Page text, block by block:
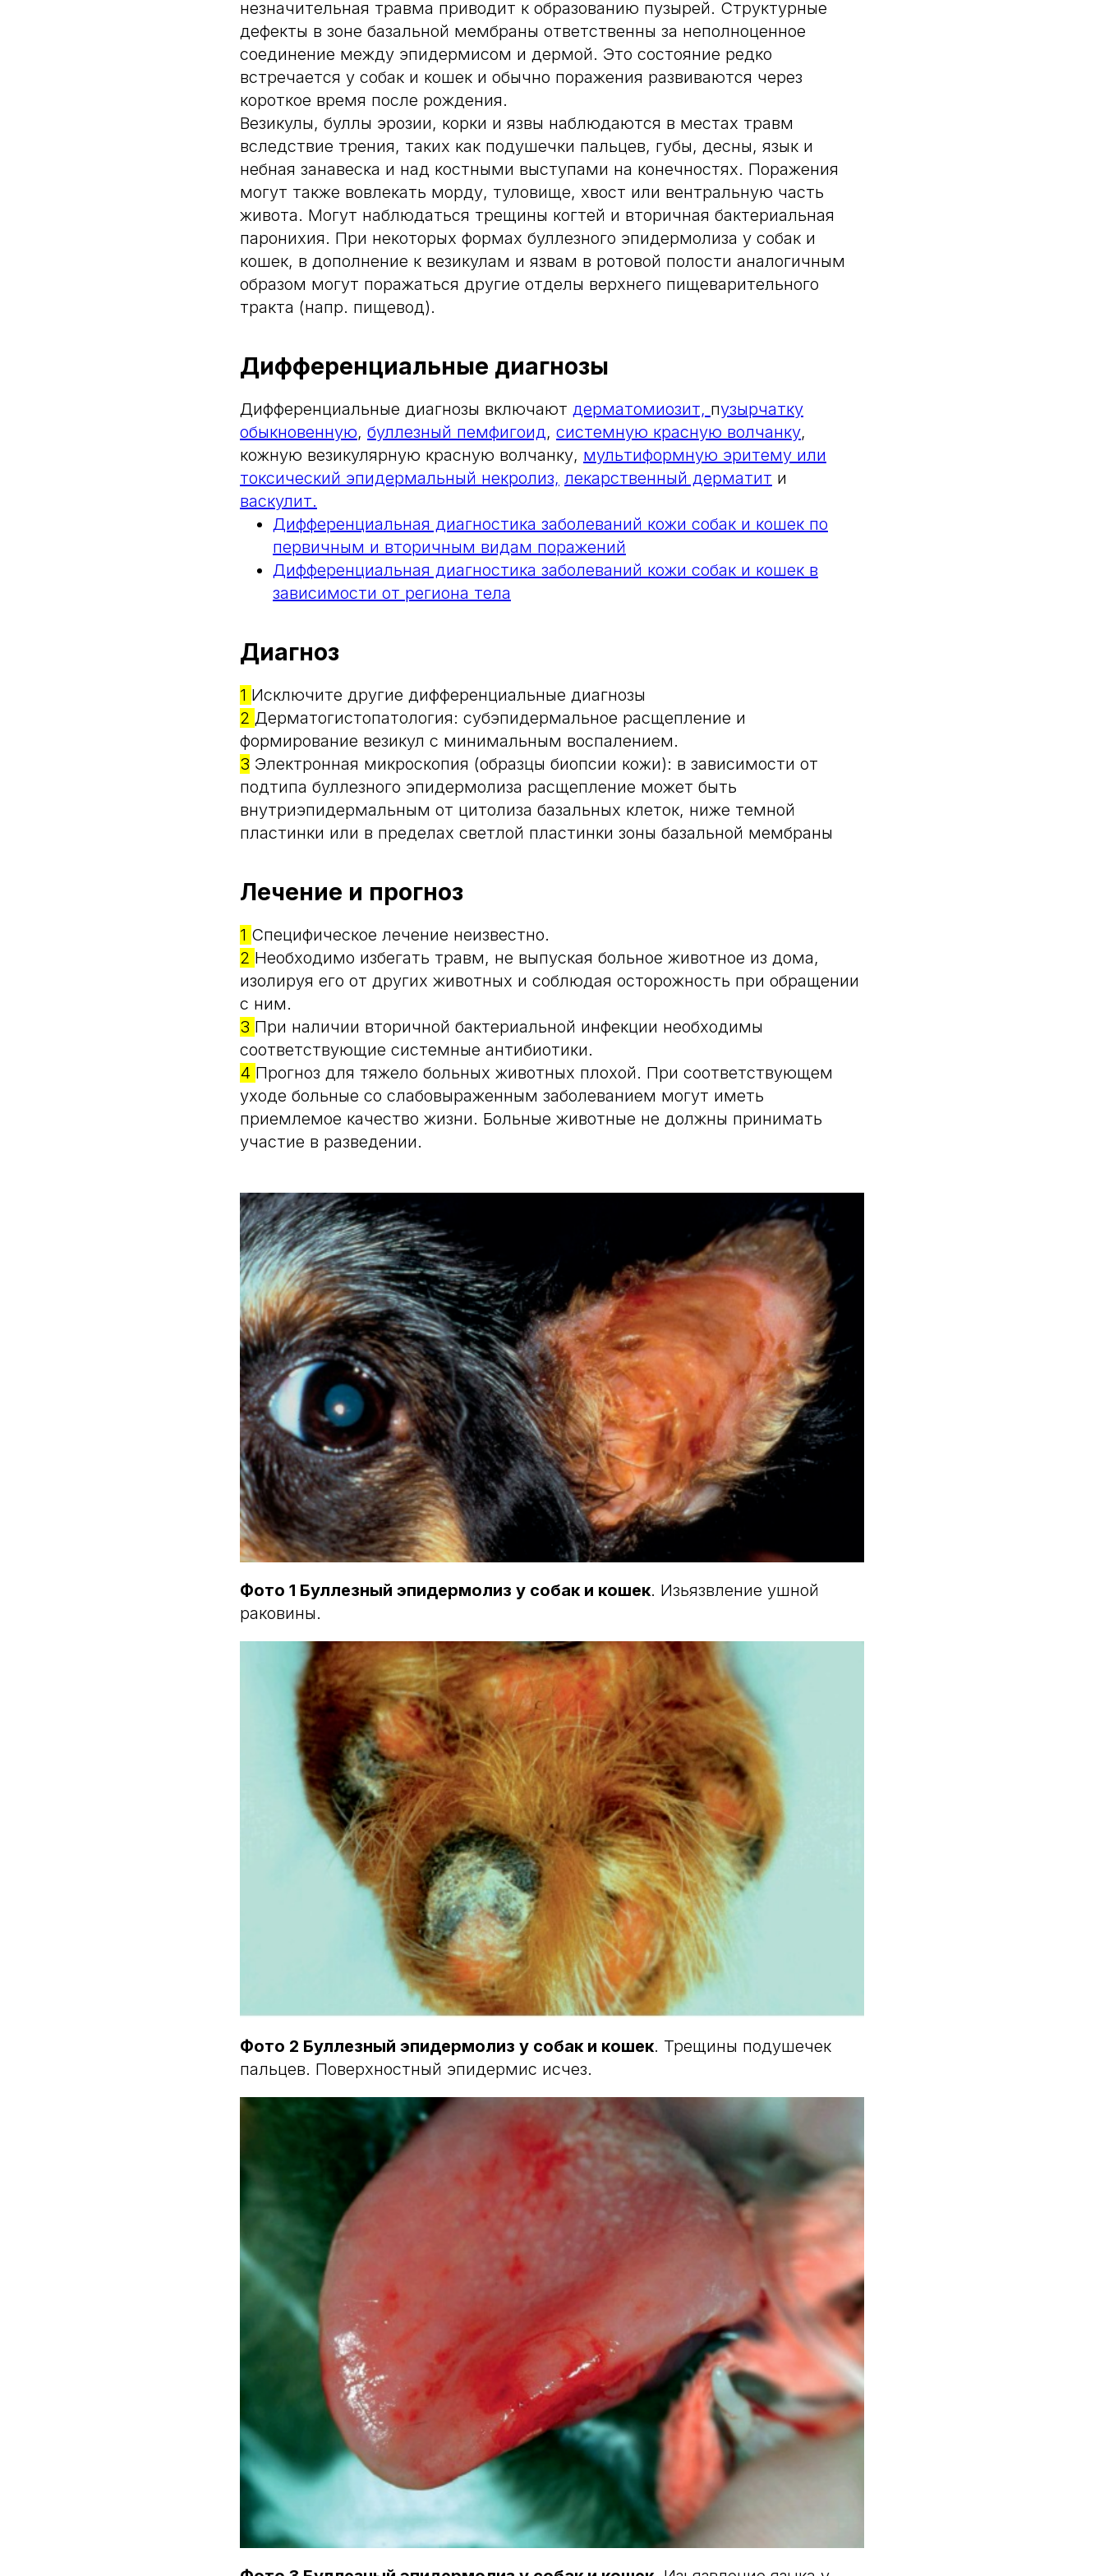
незначительная травма приводит к образованию пузырей. Структурные
дефекты в зоне базальной мембраны ответственны за неполноценное
соединение между эпидермисом и дермой. Это состояние редко
встречается у собак и кошек и обычно поражения развиваются через
короткое время после рождения.
Везикулы, буллы эрозии, корки и язвы наблюдаются в местах травм
вследствие трения, таких как подушечки пальцев, губы, десны, язык и
небная занавеска и над костными выступами на конечностях. Поражения
могут также вовлекать морду, туловище, хвост или вентральную часть
живота. Могут наблюдаться трещины когтей и вторичная бактериальная
паронихия. При некоторых формах буллезного эпидермолиза у собак и
кошек, в дополнение к везикулам и язвам в ротовой полости аналогичным
образом могут поражаться другие отделы верхнего пищеварительного
тракта (напр. пищевод).
Дифференциальные диагнозы
Дифференциальные диагнозы включают дерматомиозит, пузырчатку
обыкновенную, буллезный пемфигоид, системную красную волчанку,
кожную везикулярную красную волчанку, мультиформную эритему или
токсический эпидермальный некролиз, лекарственный дерматит и
васкулит.
Дифференциальная диагностика заболеваний кожи собак и кошек по
первичным и вторичным видам поражений
Дифференциальная диагностика заболеваний кожи собак и кошек в
зависимости от региона тела
Диагноз
1 Исключите другие дифференциальные диагнозы
2 Дерматогистопатология: субэпидермальное расщепление и
формирование везикул с минимальным воспалением.
3 Электронная микроскопия (образцы биопсии кожи): в зависимости от
подтипа буллезного эпидермолиза расщепление может быть
внутриэпидермальным от цитолиза базальных клеток, ниже темной
пластинки или в пределах светлой пластинки зоны базальной мембраны
Лечение и прогноз
1 Специфическое лечение неизвестно.
2 Необходимо избегать травм, не выпуская больное животное из дома,
изолируя его от других животных и соблюдая осторожность при обращении
с ним.
3 При наличии вторичной бактериальной инфекции необходимы
соответствующие системные антибиотики.
4 Прогноз для тяжело больных животных плохой. При соответствующем
уходе больные со слабовыраженным заболеванием могут иметь
приемлемое качество жизни. Больные животные не должны принимать
участие в разведении.
Фото 1 Буллезный эпидермолиз у собак и кошек. Изьязвление ушной
раковины.
Фото 2 Буллезный эпидермолиз у собак и кошек. Трещины подушечек
пальцев. Поверхностный эпидермис исчез.